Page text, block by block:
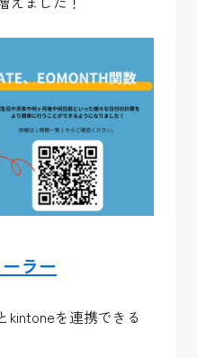
ラー
kintoneを連携できる